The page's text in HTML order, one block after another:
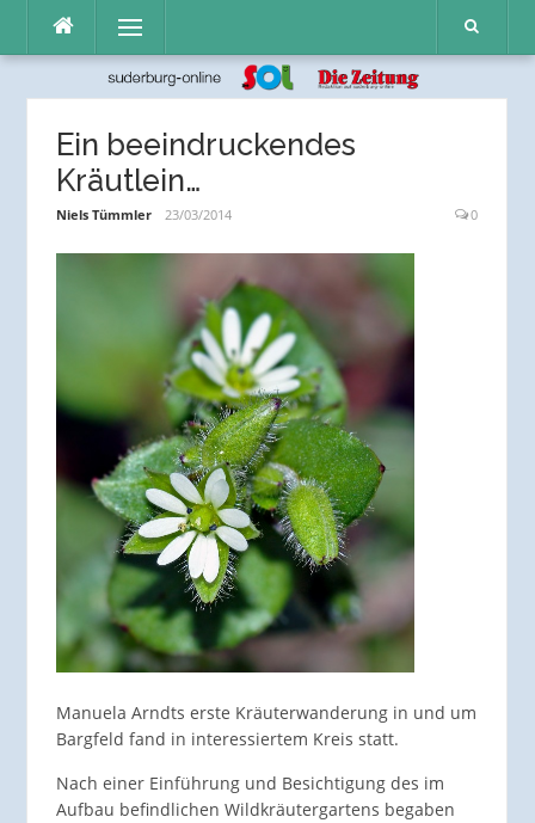
Inhalt
Menü
Ein beeindruckendes
Kräutlein…
Niels Tümmler 23/03/2014 0
Manuela Arndts erste Kräuterwanderung in und um
Bargfeld fand in interessiertem Kreis statt.
Nach einer Einführung und Besichtigung des im
Aufbau befindlichen Wildkräutergartens begaben